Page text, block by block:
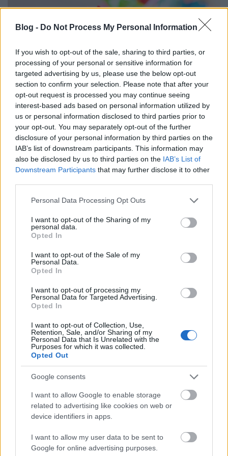
Blog - Do Not Process My Personal Information
If you wish to opt-out of the sale, sharing to third parties, or
processing of your personal or sensitive information for
targeted advertising by us, please use the below opt-out
section to confirm your selection. Please note that after your
opt-out request is processed you may continue seeing
interest-based ads based on personal information utilized by
us or personal information disclosed to third parties prior to
your opt-out. You may separately opt-out of the further
disclosure of your personal information by third parties on the
IAB’s list of downstream participants. This information may
also be disclosed by us to third parties on the IAB’s List of
Downstream Participants that may further disclose it to other
Please note that this website/app uses one or more Google
not limited to your visit or usage behaviour. You may click to
grant or deny consent to Google and its third-party tags to
use your data for below specified purposes in below Google
consent section.
Personal Data Processing Opt Outs
I want to opt-out of the Sharing of my
personal data.
Opted In
I want to opt-out of the Sale of my
Personal Data.
Opted In
I want to opt-out of processing my
Personal Data for Targeted Advertising.
Opted In
I want to opt-out of Collection, Use,
Retention, Sale, and/or Sharing of my
Personal Data that Is Unrelated with the
Purposes for which it was collected.
Opted Out
Google consents
I want to allow Google to enable storage
related to advertising like cookies on web or
device identifiers in apps.
I want to allow my user data to be sent to
Google for online advertising purposes.
Szeretettel köszöntjük az
édesanyákat!
2024. május 05.
Aranyosi Ervin: Ünnepeljük meg az édesanyákat!
a gyermek szíveket a hála áthatja.
Virággal a ...